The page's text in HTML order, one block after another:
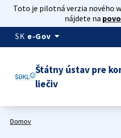
Toto je pilotná verzia nového
nájdete na
SK e-Gov arrow_drop_down
Štátny ústav pre
liečiv
Domov